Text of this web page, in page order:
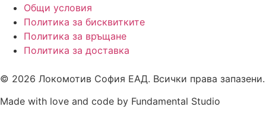
Общи условия
Политика за бисквитките
Политика за връщане
Политика за доставка
© 2026 Локомотив София ЕАД. Всички права запазени.
Made with love and code by Fundamental Studio